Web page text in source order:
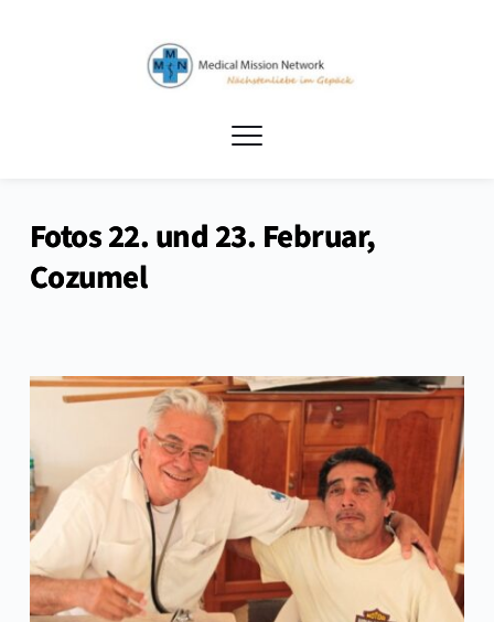
Fotos 22. und 23. Februar,
Cozumel